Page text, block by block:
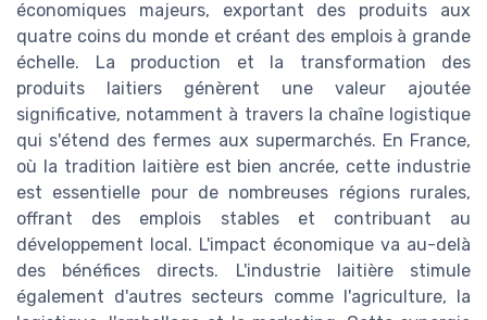
économiques majeurs, exportant des produits aux
quatre coins du monde et créant des emplois à grande
échelle. La production et la transformation des
produits laitiers génèrent une valeur ajoutée
significative, notamment à travers la chaîne logistique
qui s'étend des fermes aux supermarchés. En France,
où la tradition laitière est bien ancrée, cette industrie
est essentielle pour de nombreuses régions rurales,
offrant des emplois stables et contribuant au
développement local. L'impact économique va au-delà
des bénéfices directs. L'industrie laitière stimule
également d'autres secteurs comme l'agriculture, la